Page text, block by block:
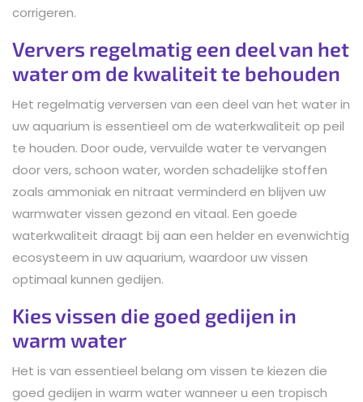
corrigeren.
Ververs regelmatig een deel van het
water om de kwaliteit te behouden
Het regelmatig verversen van een deel van het water in
uw aquarium is essentieel om de waterkwaliteit op peil
te houden. Door oude, vervuilde water te vervangen
door vers, schoon water, worden schadelijke stoffen
zoals ammoniak en nitraat verminderd en blijven uw
warmwater vissen gezond en vitaal. Een goede
waterkwaliteit draagt bij aan een helder en evenwichtig
ecosysteem in uw aquarium, waardoor uw vissen
optimaal kunnen gedijen.
Kies vissen die goed gedijen in
warm water
Het is van essentieel belang om vissen te kiezen die
goed gedijen in warm water wanneer u een tropisch